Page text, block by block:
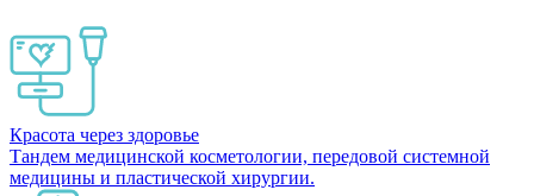
Красота через здоровье
Тандем медицинской косметологии, передовой системной
медицины и пластической хирургии.